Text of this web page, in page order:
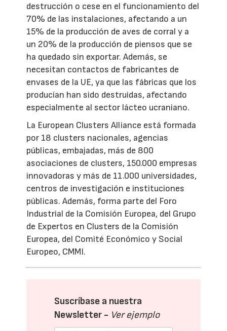
destrucción o cese en el funcionamiento del
70% de las instalaciones, afectando a un
15% de la producción de aves de corral y a
un 20% de la producción de piensos que se
ha quedado sin exportar. Además, se
necesitan contactos de fabricantes de
envases de la UE, ya que las fábricas que los
producían han sido destruidas, afectando
especialmente al sector lácteo ucraniano.
La European Clusters Alliance está formada
por 18 clusters nacionales, agencias
públicas, embajadas, más de 800
asociaciones de clusters, 150.000 empresas
innovadoras y más de 11.000 universidades,
centros de investigación e instituciones
públicas. Además, forma parte del Foro
Industrial de la Comisión Europea, del Grupo
de Expertos en Clusters de la Comisión
Europea, del Comité Económico y Social
Europeo, CMMI.
Suscríbase a nuestra
Newsletter - Ver ejemplo